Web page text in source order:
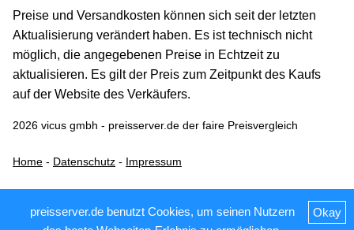
Preise und Versandkosten können sich seit der letzten
Aktualisierung verändert haben. Es ist technisch nicht
möglich, die angegebenen Preise in Echtzeit zu
aktualisieren. Es gilt der Preis zum Zeitpunkt des Kaufs
auf der Website des Verkäufers.
2026 vicus gmbh - preisserver.de der faire Preisvergleich
Home - Datenschutz - Impressum
Okay
preisserver.de benutzt Cookies, um seinen Nutzern